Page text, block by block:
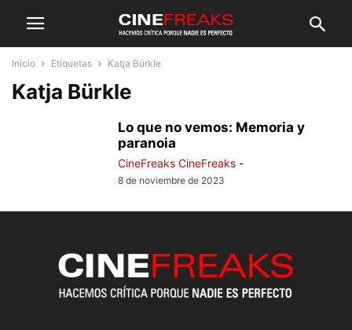
Inicio Etiquetas Katja Bürkle
Katja Bürkle
Lo que no vemos: Memoria y
paranoia
CineFreaks CineFreaks -
8 de noviembre de 2023